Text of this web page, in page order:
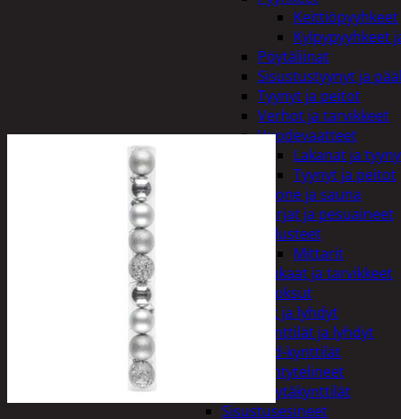
Keittiöpyyhkeet
Kylpypyyhkeet
Pöytäliinat
Sisustustyynyt ja
Tyynyt ja peitot
Verhot ja tarvikkeet
Vuodevaatteet
Lakanat ja
Tyynyt ja peitot
Kylpyhuone ja sauna
Harjat ja pesuaineet
Kalusteet
Mittarit
Kiukaat ja tarvikkeet
Tuoksut
Kynttilät ja lyhdyt
Kynttilät ja lyhdyt
Led-kynttilät
Lyhtytelineet
Pöytäkynttilät
Sisustusesineet